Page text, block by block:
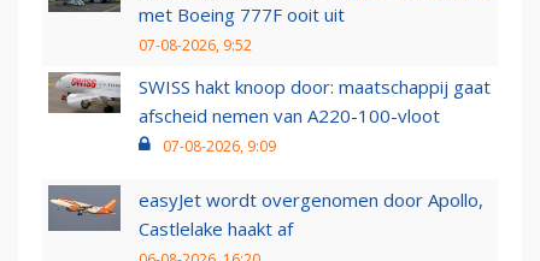
met Boeing 777F ooit uit
07-08-2026, 9:52
SWISS hakt knoop door: maatschappij gaat
afscheid nemen van A220-100-vloot
07-08-2026, 9:09
easyJet wordt overgenomen door Apollo,
Castlelake haakt af